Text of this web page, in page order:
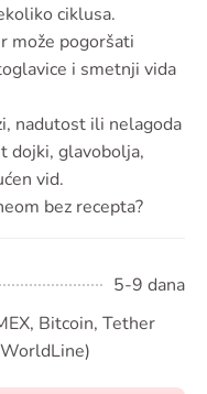
ciklusa.
može pogoršati
i smetnji vida
nadutost ili nelagoda
dojki, glavobolja,
vid.
bez recepta?
5-9 dana
Bitcoin, Tether